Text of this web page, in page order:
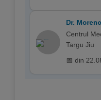
Dr.
Centrul
Targu Jiu
📅 din